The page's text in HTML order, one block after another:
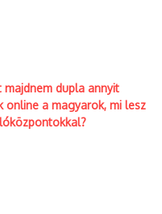
majdnem dupla annyit
online a magyarok, mi lesz